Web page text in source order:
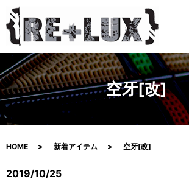
空牙[改]
HOME 新着アイテム 空牙[改]
2019/10/25